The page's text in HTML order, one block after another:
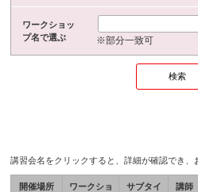
ワークショッ
プ名で選ぶ
※部分一致可
講習会名をクリックすると、詳細が確認でき、
開催場所
ワークショ
サブタイ
講師